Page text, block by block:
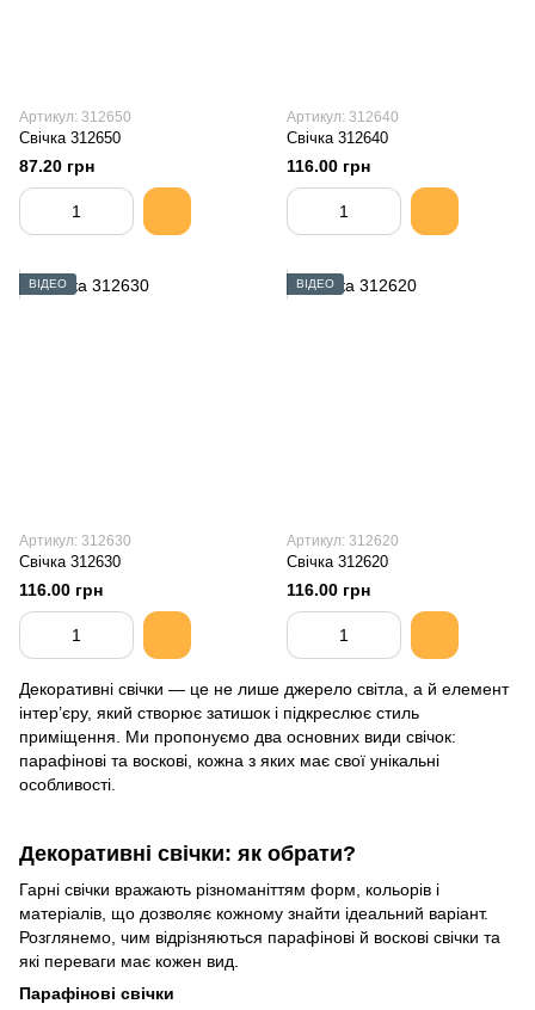
Декоративні свічки — це не лише джерело світла, а й елемент
інтер’єру, який створює затишок і підкреслює стиль
приміщення. Ми пропонуємо два основних види свічок:
парафінові та воскові, кожна з яких має свої унікальні
особливості.
Декоративні свічки: як обрати?
Гарні свічки вражають різноманіттям форм, кольорів і
матеріалів, що дозволяє кожному знайти ідеальний варіант.
Розглянемо, чим відрізняються парафінові й воскові свічки та
які переваги має кожен вид.
Парафінові свічки
Артикул: 312650
Свiчка 312650
87.20 грн
Артикул: 312640
Свiчка 312640
116.00 грн
ВІДЕО
Артикул: 312630
Свiчка 312630
116.00 грн
ВІДЕО
Артикул: 312620
Свiчка 312620
116.00 грн